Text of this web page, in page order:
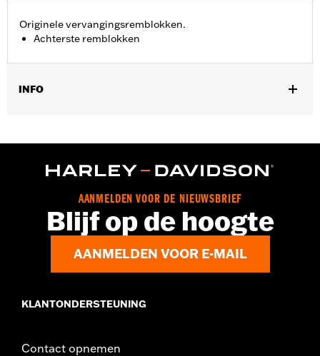
Originele vervangingsremblokken.
Achterste remblokken
INFO
In de doos:Set remblokken
AANMELDEN VOOR DE NIEUWSBRIEF
Blijf op de hoogte
AANMELDEN VOOR E-MAIL
KLANTONDERSTEUNING
Contact opnemen